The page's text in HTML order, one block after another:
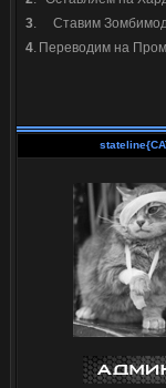
3. Ставим
4. Переводим на